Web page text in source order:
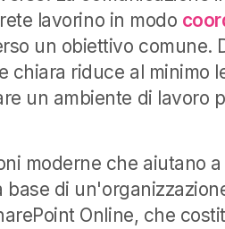
lavorino in modo
un obiettivo comune.
chiara riduce al minimo
un ambiente di lavoro
moderne che aiutano
di
Online, che